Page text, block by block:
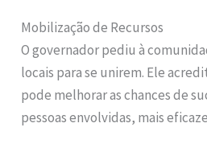
Mobilização de Recursos
O governador pediu à
locais para se unirem. Ele
pode melhorar as chances de
pessoas envolvidas, mais